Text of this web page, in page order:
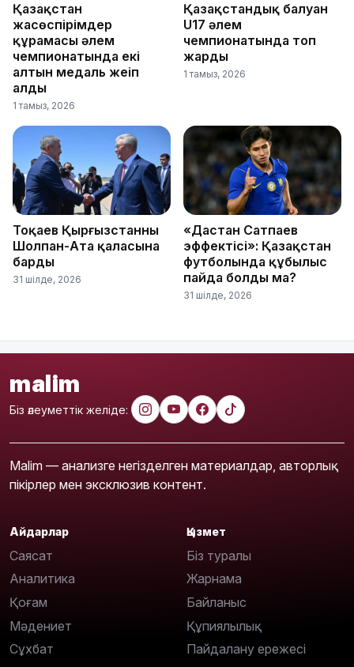
Қазақстан
жасөспірімдер
құрамасы әлем
чемпионатында екі
алтын медаль жеңіп
алды
1 тамыз, 2026
Қазақстандық балуан
U17 әлем
чемпионатында топ
жарды
1 тамыз, 2026
Тоқаев Қырғызстанның
Шолпан-Ата қаласына
барды
31 шілде, 2026
«Дастан Сатпаев
эффектісі»: Қазақстан
футболында құбылыс
пайда болды ма?
31 шілде, 2026
malim
Біз әлеуметтік желіде:
Malim — анализге негізделген материалдар, авторлық
пікірлер мен эксклюзив контент.
Айдарлар
Саясат
Аналитика
Қоғам
Мәдениет
Сұхбат
Қызмет
Біз туралы
Жарнама
Байланыс
Құпиялылық
Пайдалану ережесі